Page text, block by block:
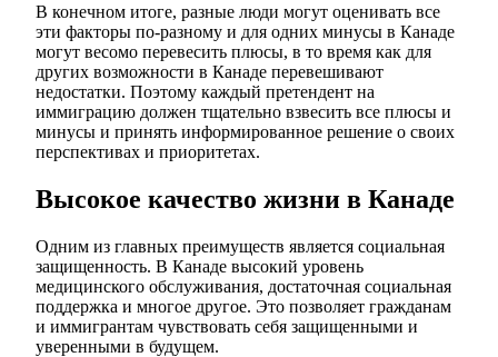
В конечном итоге, разные люди могут оценивать все
эти факторы по-разному и для одних минусы в Канаде
могут весомо перевесить плюсы, в то время как для
других возможности в Канаде перевешивают
недостатки. Поэтому каждый претендент на
иммиграцию должен тщательно взвесить все плюсы и
минусы и принять информированное решение о своих
перспективах и приоритетах.
Высокое качество жизни в Канаде
Одним из главных преимуществ является социальная
защищенность. В Канаде высокий уровень
медицинского обслуживания, достаточная социальная
поддержка и многое другое. Это позволяет гражданам
и иммигрантам чувствовать себя защищенными и
уверенными в будущем.